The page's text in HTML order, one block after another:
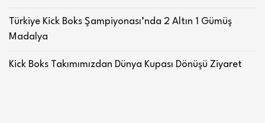
Türkiye Kick Boks Şampiyonası’nda 2 Altın 1 Gümüş
Madalya
Kick Boks Takımımızdan Dünya Kupası Dönüşü Ziyaret